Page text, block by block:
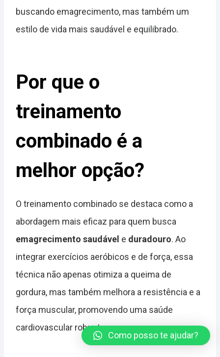
buscando emagrecimento, mas também um
estilo de vida mais saudável e equilibrado.
Por que o
treinamento
combinado é a
melhor opção?
O treinamento combinado se destaca como a
abordagem mais eficaz para quem busca
emagrecimento saudável e duradouro. Ao
integrar exercícios aeróbicos e de força, essa
técnica não apenas otimiza a queima de
gordura, mas também melhora a resistência e a
força muscular, promovendo uma saúde
cardiovascular robusta.
Como posso te ajudar?